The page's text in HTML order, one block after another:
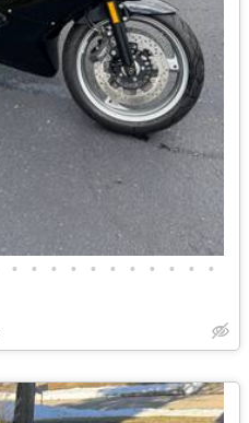
• • • • • • • • • • •